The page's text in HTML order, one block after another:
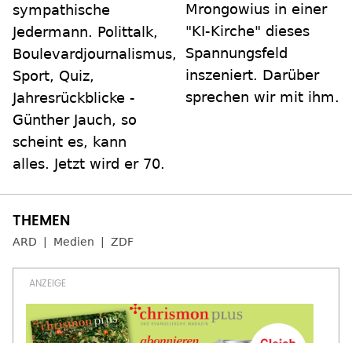
sympathische
Jedermann. Polittalk,
Boulevardjournalismus,
Sport, Quiz,
Jahresrückblicke -
Günther Jauch, so
scheint es, kann
alles. Jetzt wird er 70.
Mrongowius in einer
"KI-Kirche" dieses
Spannungsfeld
inszeniert. Darüber
sprechen wir mit ihm.
ARD Medien ZDF